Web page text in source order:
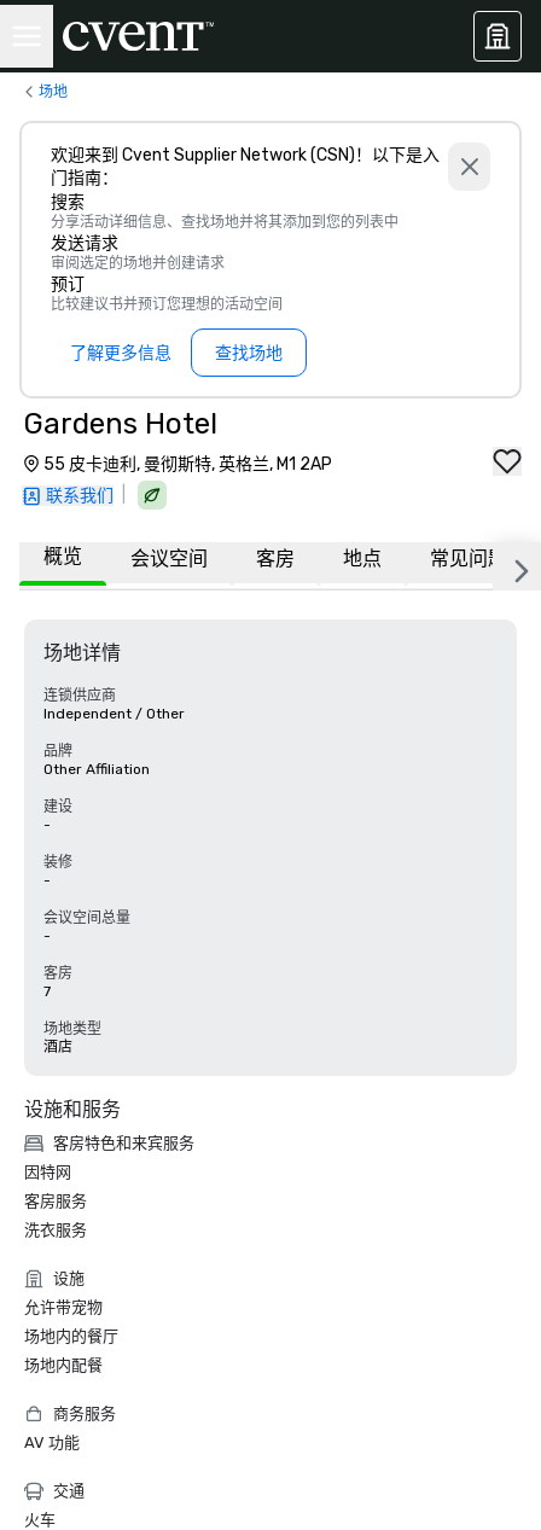
场地
欢迎来到 Cvent Supplier Network (CSN)！以下是入
门指南：
搜索
分享活动详细信息、查找场地并将其添加到您的列表中
发送请求
审阅选定的场地并创建请求
预订
比较建议书并预订您理想的活动空间
了解更多信息 查找场地
Gardens Hotel
55 皮卡迪利, 曼彻斯特, 英格兰, M1 2AP
联系我们
概览 会议空间 客房 地点 常见问题
场地详情
连锁供应商
Independent / Other
品牌
Other Affiliation
建设
-
装修
-
会议空间总量
-
客房
7
场地类型
酒店
设施和服务
客房特色和来宾服务
因特网
客房服务
洗衣服务
设施
允许带宠物
场地内的餐厅
场地内配餐
商务服务
AV 功能
交通
火车